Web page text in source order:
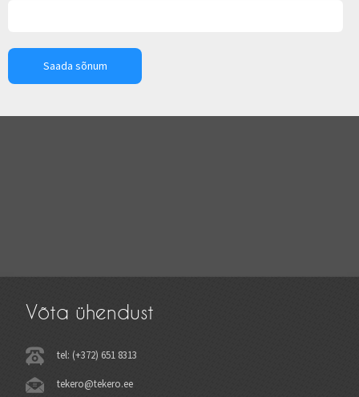
Võta ühendust
tel: (+372) 651 8313
tekero@tekero.ee